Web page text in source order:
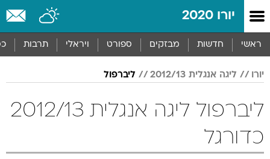
יורו 2020
ראשי חדשות מבזקים ספורט ויראלי תרבות
יורו ליגה אנגלית 2012/13 ליברפול
ליברפול ליגה אנגלית 2012/13
כדורגל